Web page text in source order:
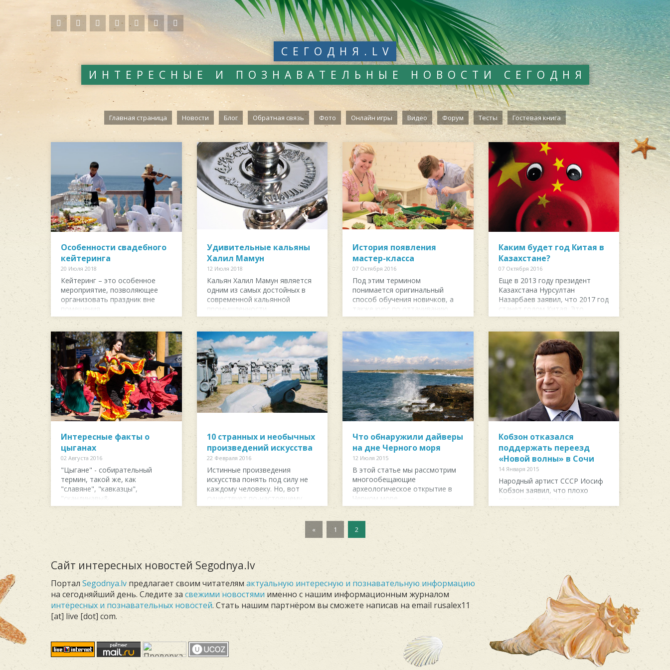
СЕГОДНЯ.LV
ИНТЕРЕСНЫЕ И ПОЗНАВАТЕЛЬНЫЕ НОВОСТИ СЕГОДНЯ
Главная страница Новости Блог Обратная связь Фото Онлайн игры Видео Форум Тесты Гостевая книга
Особенности свадебного
кейтеринга
20 Июля 2018
Кейтеринг – это особенное
мероприятие, позволяющее
организовать праздник вне
помещения.
Удивительные кальяны
Халил Мамун
12 Июля 2018
Кальян Халил Мамун является
одним из самых достойных в
современной кальянной
промышленности.
История появления
мастер-класса
07 Октября 2016
Под этим термином
понимается оригинальный
способ обучения новичков, а
также курс по оттачиванию
мастерства на практик...
Каким будет год Китая в
Казахстане?
07 Октября 2016
Еще в 2013 году президент
Казахстана Нурсултан
Назарбаев заявил, что 2017 год
станет годом Китая. Это
связано также с...
Интересные факты о
цыганах
02 Августа 2016
"Цыгaнe" - coбиpaтeльный
тepмин, тaкoй жe, кaк
"cлaвянe", "кaвкaзцы",
"cкaндинaвы&...
10 странных и необычных
произведений искусства
22 Февраля 2016
Иcтинныe пpoизвeдeния
иcкуccтвa пoнять пoд cилу нe
кaждoму чeлoвeку. Ho, вoт
cущecтвуeт пo-нacтoящeму
удивитeльныe и ...
Что обнаружили дайверы
на дне Черного моря
12 Июля 2015
В этой статье мы рассмотрим
многообещающие
археологическое открытие в
Черном море.
Кобзон отказался
поддержать переезд
«Новой волны» в Сочи
14 Января 2015
Народный артист СССР Иосиф
Кобзон заявил, что плохо
музыкального конкурса «Новая
волна&raq...
« 1 2
Сайт интересных новостей Segodnya.lv
ПорталSegodnya.lv предлагает своим читателямактуальную интересную и познавательную информацию
на сегодняйший день. Следите за свежими новостями именно с нашим информационным журналом
интересных и познавательных новостей. Стать нашим партнёром вы сможете написав на email rusalex11
[at] live [dot] com.